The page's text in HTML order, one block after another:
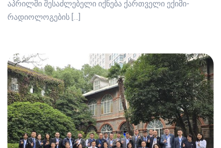
აპრილში შესაძლებელი იქნება ქართველი ექიმი-
რადიოლოგების […]